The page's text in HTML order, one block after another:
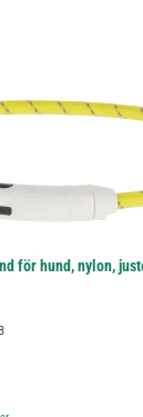
för hund, nylon,